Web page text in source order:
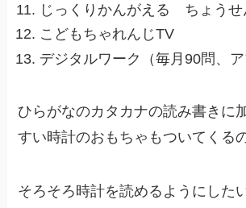
じっくりかんがえる ちょうせ
こどもちゃれんじTV
デジタルワーク（毎月90問、ア
ひらがなのカタカナの読み書きに
すい時計のおもちゃもついてくる
そろそろ時計を読めるようにした